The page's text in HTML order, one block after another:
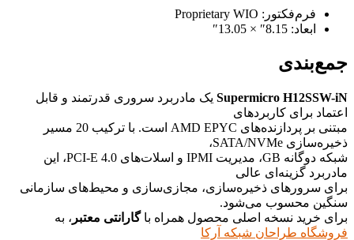
فرم‌فکتور: Proprietary WIO
ابعاد: 8.15″ × 13.05″
جمع‌بندی
Supermicro H12SSW-iN یک مادربرد سروری قدرتمند و قابل
اعتماد برای کاربردهای
مبتنی بر پردازنده‌های AMD EPYC است. با ترکیب 20 مسیر
ذخیره‌سازی SATA/NVMe،
شبکه دوگانه GB، مدیریت IPMI و اسلات‌های PCI-E 4.0، این
مادربرد گزینه‌ای عالی
برای سرورهای ذخیره‌سازی، مجازی‌سازی و محیط‌های سازمانی
سنگین محسوب می‌شود.
برای خرید نسخه اصلی محصول همراه باگارانتی معتبر ، به
فروشگاه طراحان شبکه آرکا